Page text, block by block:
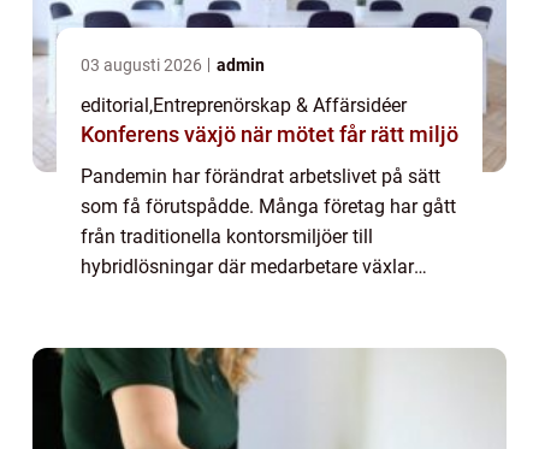
03 augusti 2026 admin
editorial,Entreprenörskap & Affärsidéer
Konferens växjö när mötet får rätt miljö
Pandemin har förändrat arbetslivet på sätt
som få förutspådde. Många företag har gått
från traditionella kontorsmiljöer till
hybridlösningar där medarbetare växlar